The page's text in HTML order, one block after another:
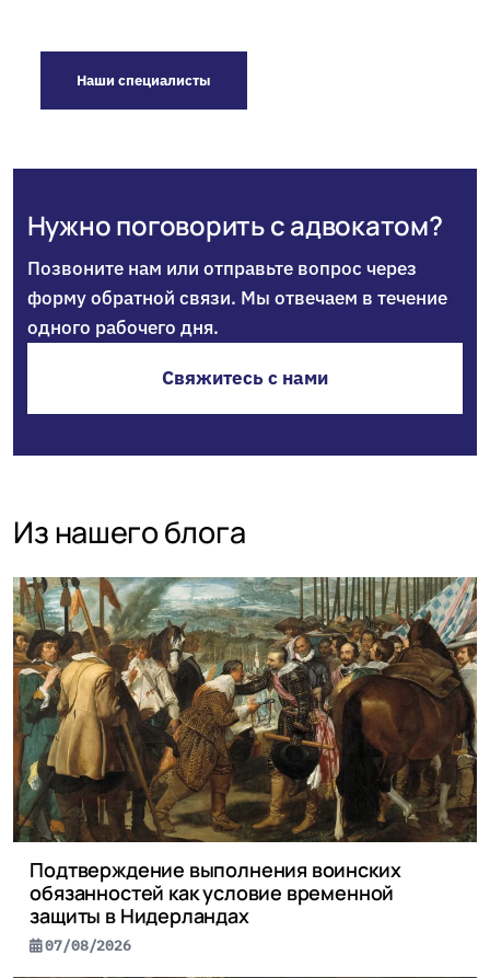
Наши специалисты
Нужно поговорить с адвокатом?
Позвоните нам или отправьте вопрос через
форму обратной связи. Мы отвечаем в течение
одного рабочего дня.
Свяжитесь с нами
Из нашего блога
Подтверждение выполнения воинских
обязанностей как условие временной
защиты в Нидерландах
07/08/2026